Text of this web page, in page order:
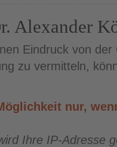
Alexander
Eindruck von
zu vermitteln,
nur,
Ihre IP-Adresse